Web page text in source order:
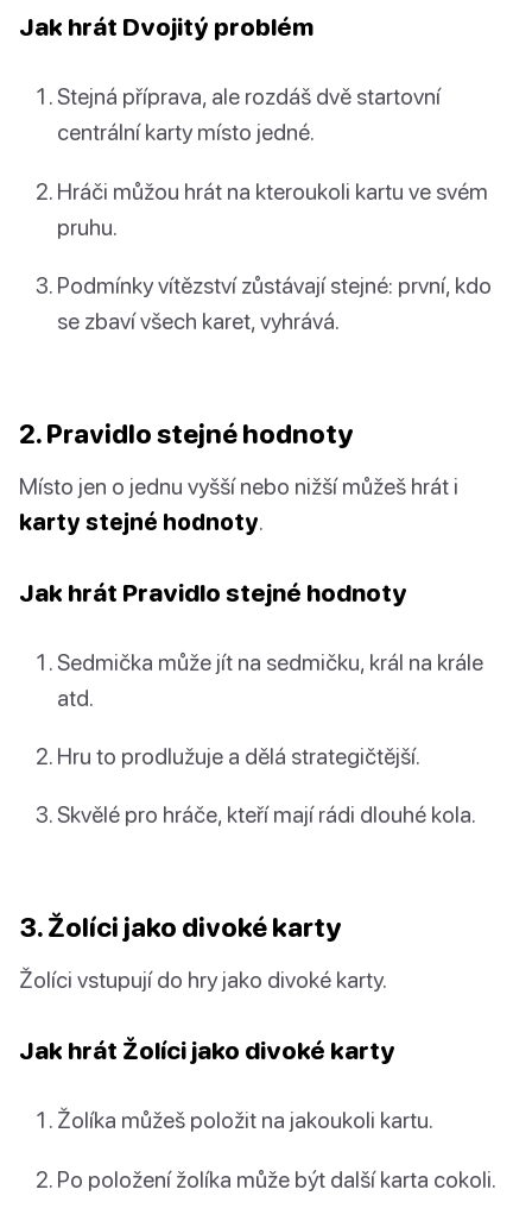
Jak hrát Dvojitý problém
Stejná příprava, ale rozdáš dvě startovní
centrální karty místo jedné.
Hráči můžou hrát na kteroukoli kartu ve svém
pruhu.
Podmínky vítězství zůstávají stejné: první, kdo
se zbaví všech karet, vyhrává.
2. Pravidlo stejné hodnoty
Místo jen o jednu vyšší nebo nižší můžeš hrát i
karty stejné hodnoty.
Jak hrát Pravidlo stejné hodnoty
Sedmička může jít na sedmičku, král na krále
atd.
Hru to prodlužuje a dělá strategičtější.
Skvělé pro hráče, kteří mají rádi dlouhé kola.
3. Žolíci jako divoké karty
Žolíci vstupují do hry jako divoké karty.
Jak hrát Žolíci jako divoké karty
Žolíka můžeš položit na jakoukoli kartu.
Po položení žolíka může být další karta cokoli.